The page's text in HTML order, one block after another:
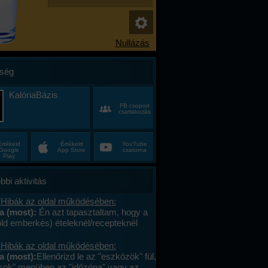
KalóriaBázis
FB csoport
csatlakozás
Play
Értékeld
App Store
YouTube
csatorna
aktivitás
az oldal működésében:
(most): Én azt tapasztaltam, hogy a
emberkés) ételeknél/recepteknél
Viszont (szerintem) nem kell/érdemes
közösbe ajánlani
huszadszor ami egyszer már fent
az oldal működésében:
(most):Ellenőrizd le az "eszközök" fül,